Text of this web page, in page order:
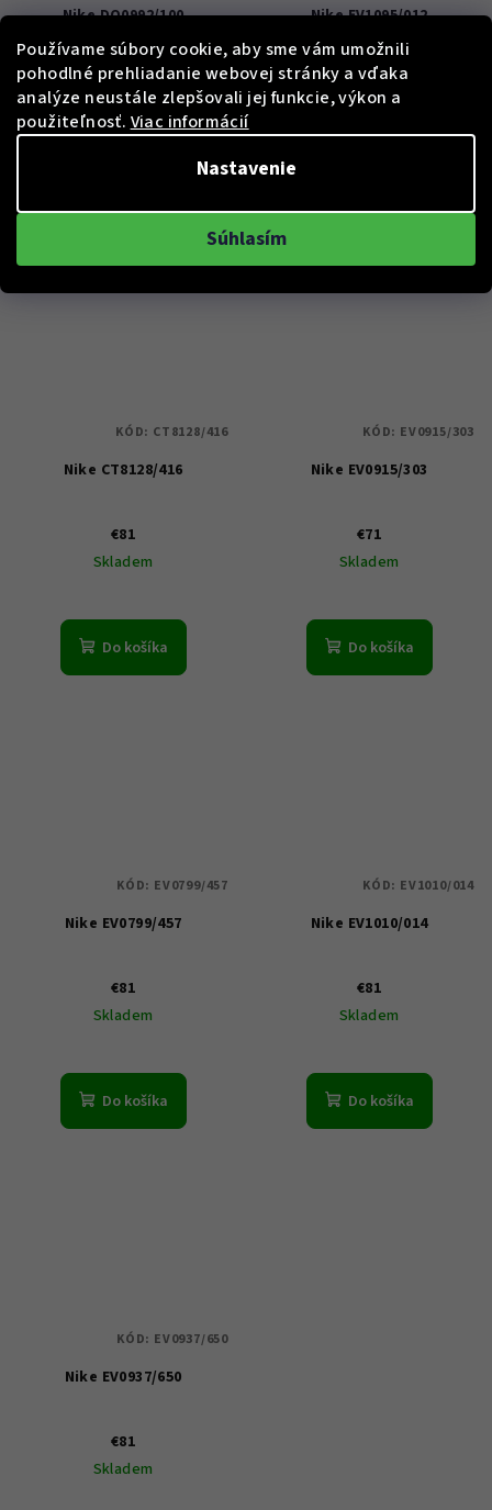
Používame súbory cookie, aby sme vám umožnili
pohodlné prehliadanie webovej stránky a vďaka
analýze neustále zlepšovali jej funkcie, výkon a
použiteľnosť. Viac informácií
Nastavenie
Súhlasím
Nike DQ0992/100
€81
Skladem
Nike EV1095/012
€81
Skladem
Nike CT8128/416
€81
Skladem
Do košíka
KÓD: CT8128/416
Nike EV0915/303
€71
Skladem
Do košíka
KÓD: EV0915/303
Nike EV0799/457
€81
Skladem
Do košíka
KÓD: EV0799/457
Nike EV1010/014
€81
Skladem
Do košíka
KÓD: EV1010/014
Nike EV0937/650
€81
Skladem
KÓD: EV0937/650